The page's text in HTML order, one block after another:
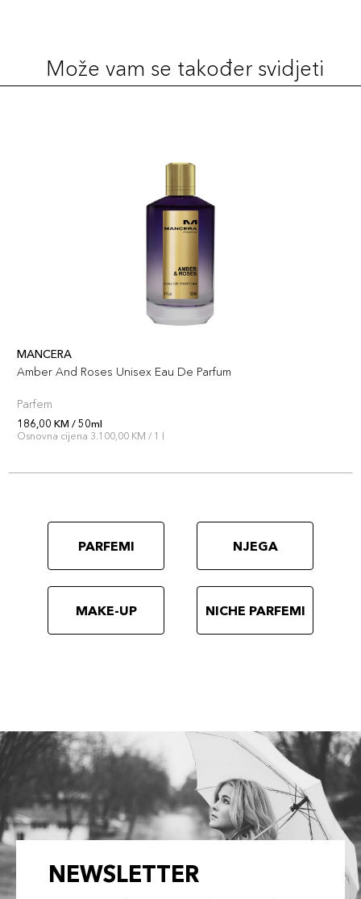
Može vam se također svidjeti
MANCERA
Amber And Roses Unisex Eau De Parfum
Parfem
186,00 KM / 50ml
Osnovna cijena 3.100,00 KM / 1 l
PARFEMI NJEGA
MAKE-UP NICHE PARFEMI
NEWSLETTER